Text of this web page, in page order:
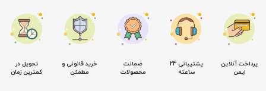
پرداخت آنلاین
ایمن
پشتیبانی 24
ساعته
ضمانت
محصولات
خرید قانونی و
مطمئن
تحویل در
کمترین زمان